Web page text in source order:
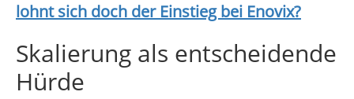
lohnt sich doch der Einstieg bei Enovix?
Skalierung als entscheidende
Hürde